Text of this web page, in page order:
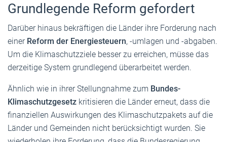
Grundlegende Reform gefordert
Darüber hinaus bekräftigen die Länder ihre Forderung nach
einer Reform der Energiesteuern, -umlagen und -abgaben.
Um die Klimaschutzziele besser zu erreichen, müsse das
derzeitige System grundlegend überarbeitet werden.
Ähnlich wie in ihrer Stellungnahme zum Bundes-
Klimaschutzgesetz kritisieren die Länder erneut, dass die
finanziellen Auswirkungen des Klimaschutzpakets auf die
Länder und Gemeinden nicht berücksichtigt wurden. Sie